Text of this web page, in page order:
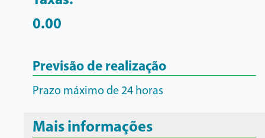
0.00
Previsão de realização
Prazo máximo de 24 horas
Mais informações